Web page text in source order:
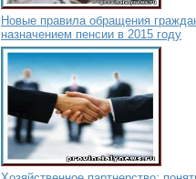
Новые правила обращения
назначением пенсии в 2015 году